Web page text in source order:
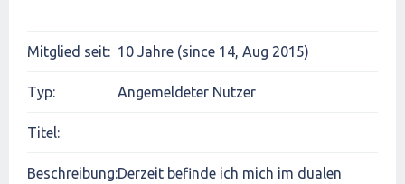
Mitglied seit: 10 Jahre (since 14, Aug 2015)
Typ: Angemeldeter Nutzer
Titel:
Beschreibung:Derzeit befinde ich mich im dualen